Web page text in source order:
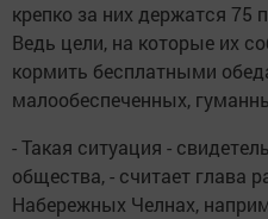
крепко за них держатся 75
Ведь цели, на которые их
кормить бесплатными
малообеспеченных,
- Такая ситуация -
общества, - считает глава
Набережных Челнах,